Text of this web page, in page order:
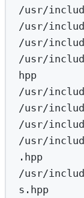
/usr/
/usr/
/usr/
/usr/
hpp
/usr/
/usr/
/usr/
/usr/
.hpp
/usr/
s.hpp